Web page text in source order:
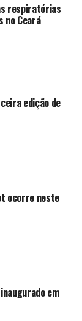
respiratórias
no Ceará
edição de
ocorre neste
em